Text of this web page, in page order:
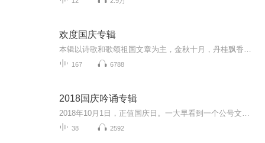
欢度国庆专辑
167 6788
2018国庆吟诵专辑
38 2592